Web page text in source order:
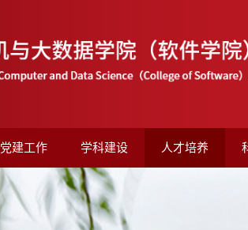
党建工作 学科建设 人才培养